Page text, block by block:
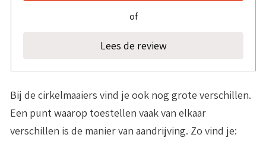
of
Lees de review
Bij de cirkelmaaiers vind je ook nog grote verschillen.
Een punt waarop toestellen vaak van elkaar
verschillen is de manier van aandrijving. Zo vind je: